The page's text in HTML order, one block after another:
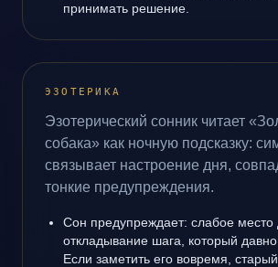
принимать решение.
ЭЗОТЕРИКА
Эзотерический сонник читает
собака» как ночную подсказку:
связывает настроение дня,
тонкие предупреждения.
Сон предупреждает: слабое
откладывание шага, который давно
Если заметить его вовремя,